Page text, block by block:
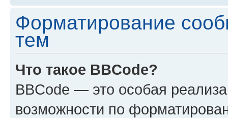
Форматирование
тем
Что такое BBCode?
BBCode — это особая
возможности по